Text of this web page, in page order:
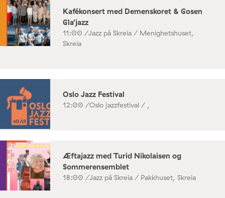
Kafékonsert med Demenskoret & Gosen
Gla’jazz
11:00 /Jazz på Skreia / Menighetshuset,
Skreia
Oslo Jazz Festival
12:00 /Oslo jazzfestival / ,
Æftajazz med Turid Nikolaisen og
Sommerensemblet
18:00 /Jazz på Skreia / Pakkhuset, Skreia